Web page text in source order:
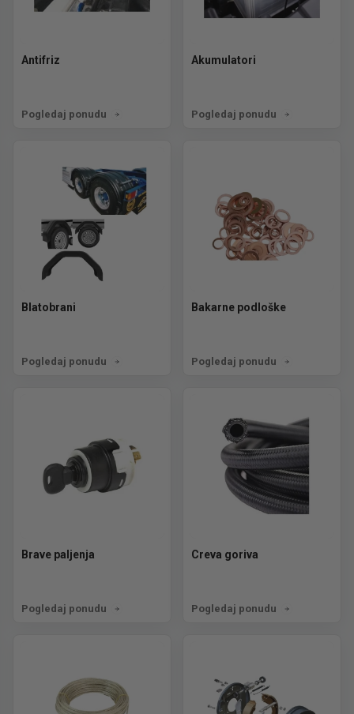
Antifriz
Pogledaj ponudu
Akumulatori
Pogledaj ponudu
Blatobrani
Pogledaj ponudu
Bakarne podloške
Pogledaj ponudu
Brave paljenja
Pogledaj ponudu
Creva goriva
Pogledaj ponudu